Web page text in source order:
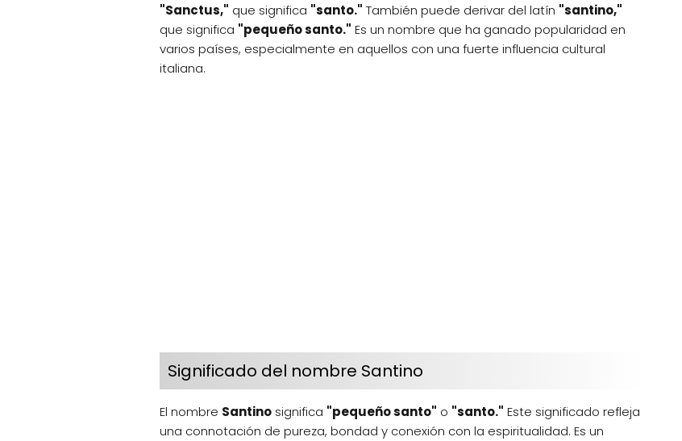
"Sanctus," que significa "santo." También puede derivar del latín "santino,"
que significa "pequeño santo." Es un nombre que ha ganado popularidad en
varios países, especialmente en aquellos con una fuerte influencia cultural
italiana.
Significado del nombre Santino
El nombre Santino significa "pequeño santo" o "santo." Este significado refleja
una connotación de pureza, bondad y conexión con la espiritualidad. Es un